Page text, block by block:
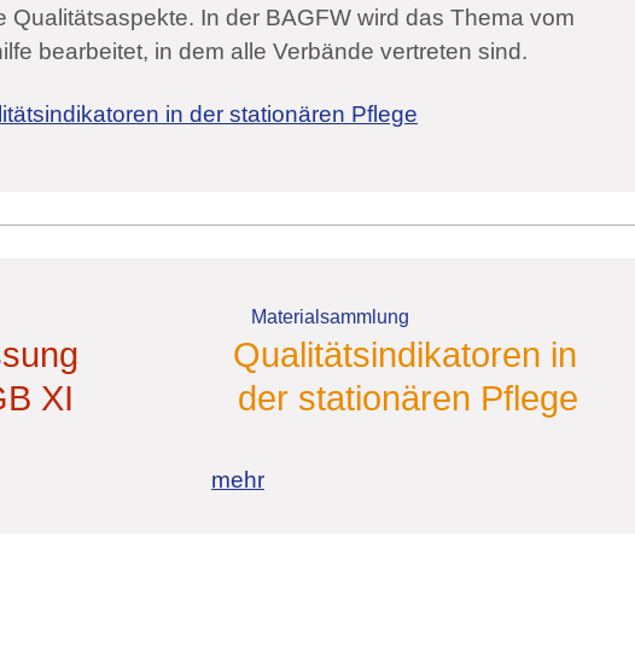
Qualitätsaspekte. In der BAGFW wird das Thema vom
bearbeitet, in dem alle Verbände vertreten sind.
in der stationären Pflege
Materialsammlung
Qualitätsindikatoren in
XI
der stationären Pflege
mehr